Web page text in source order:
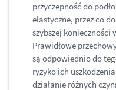
przyczepność do
elastyczne, przez co
szybszej konieczności
Prawidłowe
są odpowiednio do
ryzyko ich
działanie różnych